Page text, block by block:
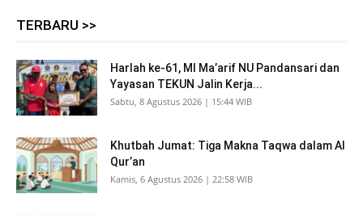
TERBARU >>
Harlah ke-61, MI Ma’arif NU Pandansari dan
Yayasan TEKUN Jalin Kerja...
Sabtu, 8 Agustus 2026 | 15:44 WIB
Khutbah Jumat: Tiga Makna Taqwa dalam Al
Qur’an
Kamis, 6 Agustus 2026 | 22:58 WIB